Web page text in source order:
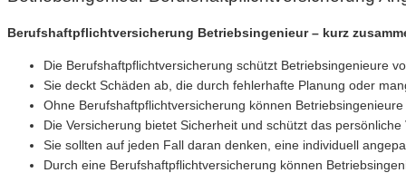
Berufshaftpflichtversicherung Betriebsingenieur – kurz
Die Berufshaftpflichtversicherung schützt Betriebsingenieure
Sie deckt Schäden ab, die durch fehlerhafte Planung oder
Ohne Berufshaftpflichtversicherung können
Die Versicherung bietet Sicherheit und schützt das
Sie sollten auf jeden Fall daran denken, eine individuell
Durch eine Berufshaftpflichtversicherung können